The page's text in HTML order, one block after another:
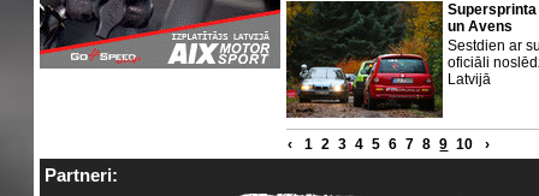
un Avens
Sestdien ar
oficiāli
Latvijā
‹ 1 2 3 4 5 6 7 8 9 10 ›
Partneri: